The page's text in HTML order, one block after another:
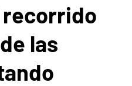
recorrido
las